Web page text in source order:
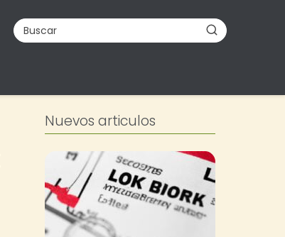
Nuevos articulos